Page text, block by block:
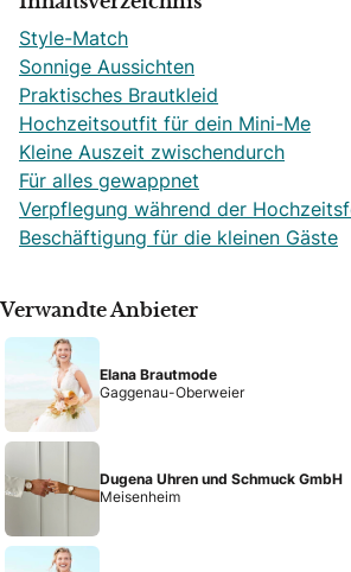
Style-Match
Sonnige Aussichten
Praktisches Brautkleid
Hochzeitsoutfit für dein Mini-Me
Kleine Auszeit zwischendurch
Für alles gewappnet
Verpflegung während der
Beschäftigung für die kleinen Gäste
Verwandte Anbieter
Elana Brautmode
Gaggenau-Oberweier
Dugena Uhren und Schmuck GmbH
Meisenheim